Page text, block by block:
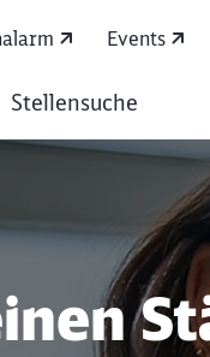
Events
Stellensuche